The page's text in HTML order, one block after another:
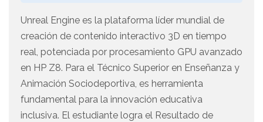
Unreal Engine es la plataforma líder mundial de
creación de contenido interactivo 3D en tiempo
real, potenciada por procesamiento GPU avanzado
en HP Z8. Para el Técnico Superior en Enseñanza y
Animación Sociodeportiva, es herramienta
fundamental para la innovación educativa
inclusiva. El estudiante logra el Resultado de